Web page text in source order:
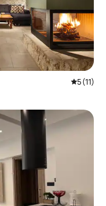
Średnia
5 (11)